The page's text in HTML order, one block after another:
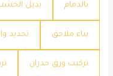
بالدمام بديل
بناء ملاحق تجديد
تركيب ورق جدران